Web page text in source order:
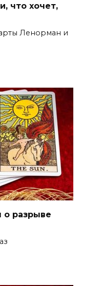
что хочет,
Ленорман и
разрыве